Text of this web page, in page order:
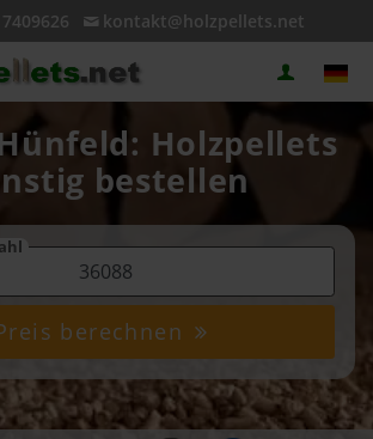
kontakt@holzpellets.net
Holzpellets
bestellen
berechnen